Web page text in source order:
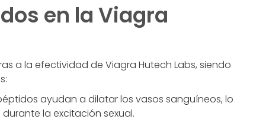
en la Viagra
a la efectividad de Viagra Hutech Labs, siendo
ayudan a dilatar los vasos sanguíneos, lo
la excitación sexual.